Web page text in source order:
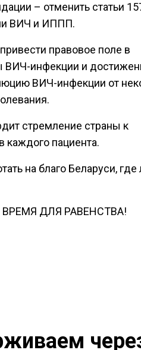
– отменить статьи
ВИЧ и ИППП.
правовое поле в
ВИЧ-инфекции и
ВИЧ-инфекции от
стремление страны к
пациента.
на благо Беларуси,
ВРЕМЯ ДЛЯ РАВЕНСТВА!